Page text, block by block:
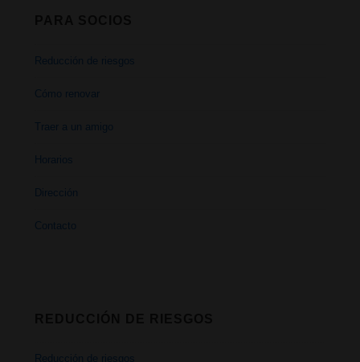
Reducción de riesgos
Cómo renovar
Traer a un amigo
Horarios
Dirección
Contacto
Reducción de riesgos